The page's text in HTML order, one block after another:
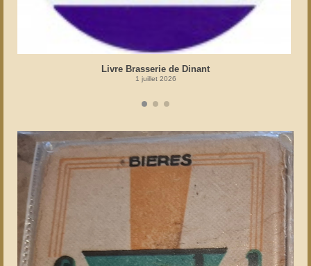
Livre Brasserie de Dinant
1 juillet 2026